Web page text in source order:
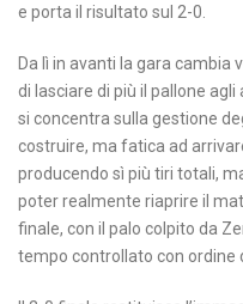
e porta il risultato sul 2-0.
Da lì in avanti la gara cambia
di lasciare di più il pallone
si concentra sulla gestione
costruire, ma fatica ad
producendo sì più tiri totali,
poter realmente riaprire il
finale, con il palo colpito da
tempo controllato con ordine